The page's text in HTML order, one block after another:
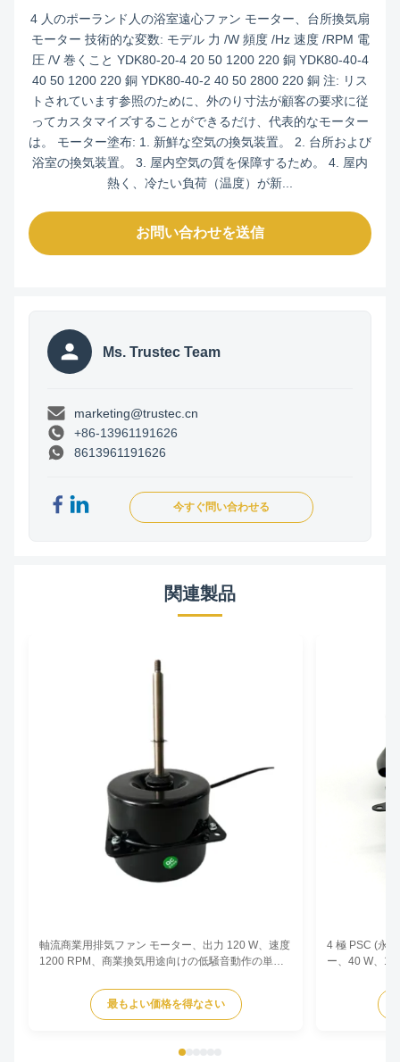
4 人のポーランド人の浴室遠心ファン モーター、台所換気扇
モーター 技術的な変数: モデル 力 /W 頻度 /Hz 速度 /RPM 電
圧 /V 巻くこと YDK80-20-4 20 50 1200 220 銅 YDK80-40-4
40 50 1200 220 銅 YDK80-40-2 40 50 2800 220 銅 注: リス
トされています参照のために、外のり寸法が顧客の要求に従
ってカスタマイズすることができるだけ、代表的なモーター
は。 モーター塗布: 1. 新鮮な空気の換気装置。 2. 台所および
浴室の換気装置。 3. 屋内空気の質を保障するため。 4. 屋内
熱く、冷たい負荷（温度）が新...
お問い合わせを送信
Ms. Trustec Team
marketing@trustec.cn
+86-13961191626
8613961191626
今すぐ問い合わせる
関連製品
軸流商業用排気ファン モーター、出力 120 W、速度
1200 RPM、商業換気用途向けの低騒音動作の単相
最もよい価格を得なさい
4 極 PSC (永
ー、40 W、
ンサ実行設計